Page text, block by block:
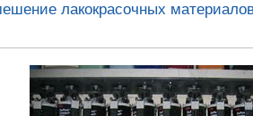
лакокрасочных